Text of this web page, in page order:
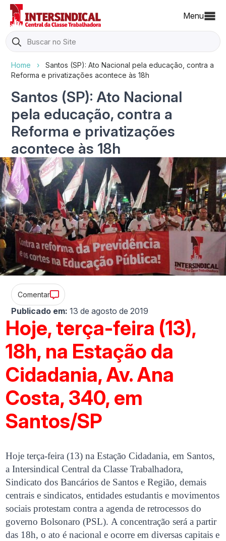
Menu
Search
for:
Home ›
Santos (SP): Ato Nacional pela educação, contra a
Reforma e privatizações acontece às 18h
Santos (SP): Ato Nacional
pela educação, contra a
Reforma e privatizações
acontece às 18h
Comentar
Publicado em: 13 de agosto de 2019
Hoje, terça-feira (13),
18h, na Estação da
Cidadania, Av. Ana
Costa, 340, em
Santos/SP
Hoje terça-feira (13) na Estação Cidadania, em Santos,
a Intersindical Central da Classe Trabalhadora,
Sindicato dos Bancários de Santos e Região, demais
centrais e sindicatos, entidades estudantis e movimentos
sociais protestam contra a agenda de retrocessos do
governo Bolsonaro (PSL). A concentração será a partir
das 18h, o ato é nacional e ocorre em diversas capitais e